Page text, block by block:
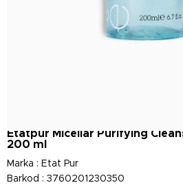
Etatpur Micellar Purifying
200 ml
Marka : Etat Pur
Barkod : 3760201230350